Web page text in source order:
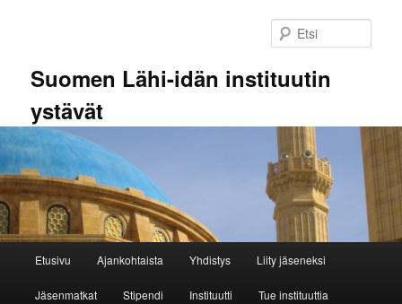
Suomen Lähi-idän instituutin
ystävät
Etusivu Ajankohtaista Yhdistys Liity jäseneksi
Jäsenmatkat Stipendi Instituutti Tue instituuttia